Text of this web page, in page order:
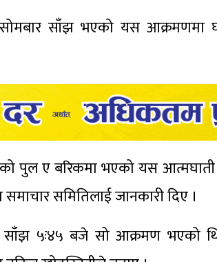
साँझ भएको यस आक्रमणमा
पुल ए बरिकमा भएको यस
समितिलाई जानकारी दिए ।
साँझ ५ः४५ बजे सो आक्रमण भएको